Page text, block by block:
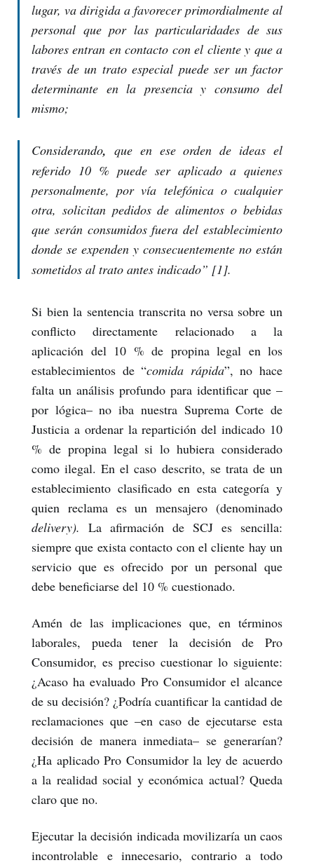
lugar, va dirigida a favorecer primordialmente al
personal que por las particularidades de sus
labores entran en contacto con el cliente y que a
través de un trato especial puede ser un factor
determinante en la presencia y consumo del
mismo;
Considerando, que en ese orden de ideas el
referido 10 % puede ser aplicado a quienes
personalmente, por vía telefónica o cualquier
otra, solicitan pedidos de alimentos o bebidas
que serán consumidos fuera del establecimiento
donde se expenden y consecuentemente no están
sometidos al trato antes indicado” [1].
Si bien la sentencia transcrita no versa sobre un
conflicto directamente relacionado a la
aplicación del 10 % de propina legal en los
establecimientos de “comida rápida”, no hace
falta un análisis profundo para identificar que –
por lógica– no iba nuestra Suprema Corte de
Justicia a ordenar la repartición del indicado 10
% de propina legal si lo hubiera considerado
como ilegal. En el caso descrito, se trata de un
establecimiento clasificado en esta categoría y
quien reclama es un mensajero (denominado
delivery). La afirmación de SCJ es sencilla:
siempre que exista contacto con el cliente hay un
servicio que es ofrecido por un personal que
debe beneficiarse del 10 % cuestionado.
Amén de las implicaciones que, en términos
laborales, pueda tener la decisión de Pro
Consumidor, es preciso cuestionar lo siguiente:
¿Acaso ha evaluado Pro Consumidor el alcance
de su decisión? ¿Podría cuantificar la cantidad de
reclamaciones que –en caso de ejecutarse esta
decisión de manera inmediata– se generarían?
¿Ha aplicado Pro Consumidor la ley de acuerdo
a la realidad social y económica actual? Queda
claro que no.
Ejecutar la decisión indicada movilizaría un caos
incontrolable e innecesario, contrario a todo